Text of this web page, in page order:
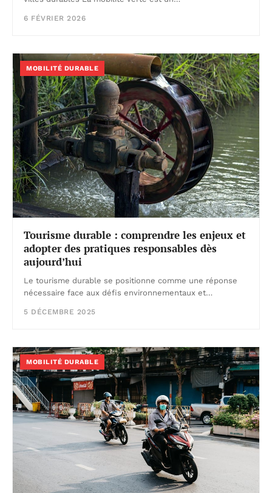
6 FÉVRIER 2026
MOBILITÉ DURABLE
Tourisme durable : comprendre les enjeux et
adopter des pratiques responsables dès
aujourd’hui
Le tourisme durable se positionne comme une réponse
nécessaire face aux défis environnementaux et…
5 DÉCEMBRE 2025
MOBILITÉ DURABLE